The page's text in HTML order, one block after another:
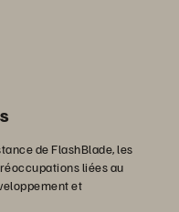
de FlashBlade, les
liées au
et